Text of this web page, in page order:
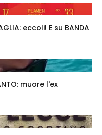
eccoli! E su BANDA
muore l'ex